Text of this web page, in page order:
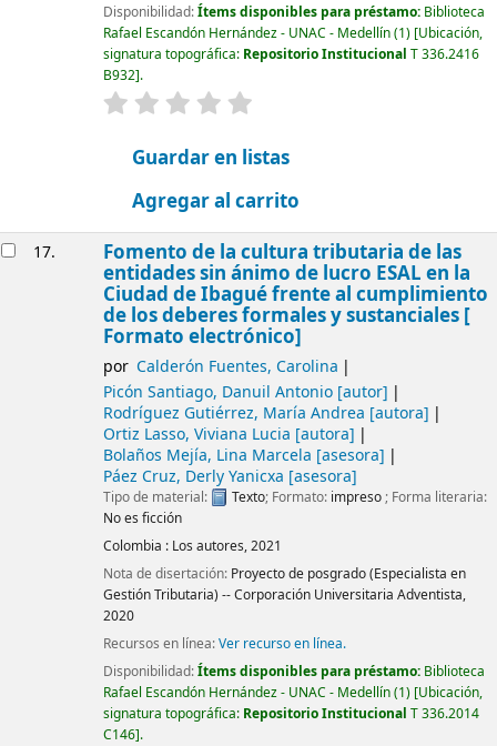
Disponibilidad:Ítems disponibles para préstamo: Biblioteca
Rafael Escandón Hernández - UNAC - Medellín(1) Ubicación,
signatura topográfica: Repositorio Institucional T 336.2416
B932 .
valoración
Guardar en listas
Agregar al carrito
17. Fomento de la cultura tributaria de las
entidades sin ánimo de lucro ESAL en la
Ciudad de Ibagué frente al cumplimiento
de los deberes formales y sustanciales [
Formato electrónico]
por Calderón Fuentes, Carolina
Picón Santiago, Danuil Antonio[autor]
Rodríguez Gutiérrez, María Andrea [autora]
Ortiz Lasso, Viviana Lucia [autora]
Bolaños Mejía, Lina Marcela [asesora]
Páez Cruz, Derly Yanicxa [asesora]
Tipo de material: Texto; Formato: impreso ; Forma literaria:
No es ficción
Colombia : Los autores,2021
Nota de disertación: Proyecto de posgrado (Especialista en
Gestión Tributaria) -- Corporación Universitaria Adventista,
2020
Recursos en línea:Ver recurso en línea.
Disponibilidad:Ítems disponibles para préstamo: Biblioteca
Rafael Escandón Hernández - UNAC - Medellín(1) Ubicación,
signatura topográfica: Repositorio Institucional T 336.2014
C146 .